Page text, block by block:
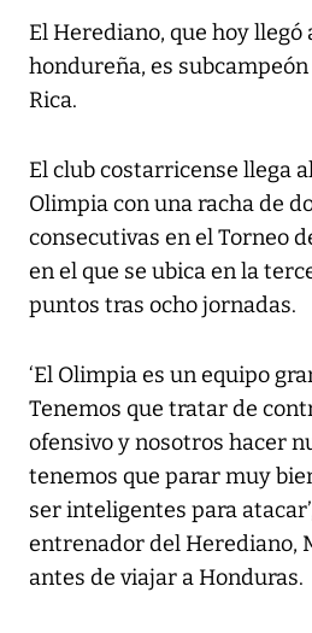
El Herediano, que hoy llegó
hondureña, es
Rica.
El club costarricense llega
Olimpia con una racha de
consecutivas en el Torneo
en el que se ubica en la
puntos tras ocho jornadas.
‘El Olimpia es un equipo
Tenemos que tratar de
ofensivo y nosotros hacer
tenemos que parar muy
ser inteligentes para
entrenador del Herediano,
antes de viajar a Honduras.